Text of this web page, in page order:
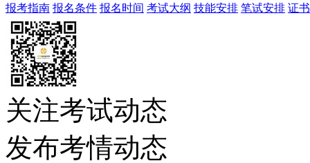
报考指南 报名条件 报名时间 考试大纲 技能安排 笔试安排 证
关注考试动态
发布考情动态